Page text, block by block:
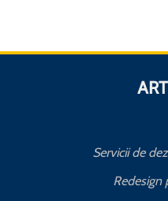
Servicii de
Redesign